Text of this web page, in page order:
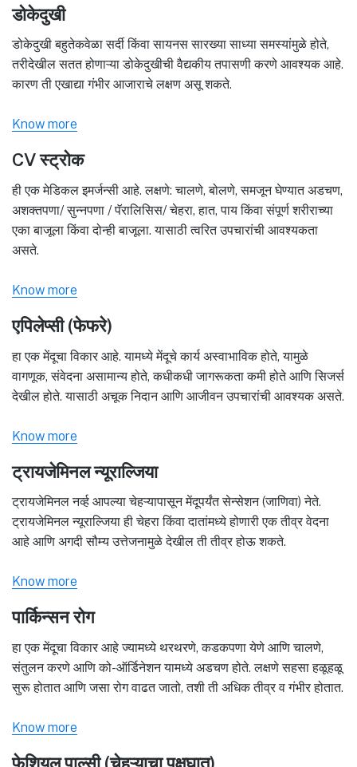
डोकेदुखी
डोकेदुखी बहुतेकवेळा सर्दी किंवा सायनस सारख्या साध्या समस्यांमुळे होते,
तरीदेखील सतत होणाऱ्या डोकेदुखीची वैद्यकीय तपासणी करणे आवश्यक आहे.
कारण ती एखाद्या गंभीर आजाराचे लक्षण असू शकते.
Know more
CV स्ट्रोक
ही एक मेडिकल इमर्जन्सी आहे. लक्षणे: चालणे, बोलणे, समजून घेण्यात अडचण,
अशक्तपणा/ सुन्नपणा / पॅरालिसिस/ चेहरा, हात, पाय किंवा संपूर्ण शरीराच्या
एका बाजूला किंवा दोन्ही बाजूला. यासाठी त्वरित उपचारांची आवश्यकता
असते.
Know more
एपिलेप्सी (फेफरे)
हा एक मेंदूचा विकार आहे. यामध्ये मेंदूचे कार्य अस्वाभाविक होते, यामुळे
वागणूक, संवेदना असामान्य होते, कधीकधी जागरूकता कमी होते आणि सिजर्स
देखील होते. यासाठी अचूक निदान आणि आजीवन उपचारांची आवश्यक असते.
Know more
ट्रायजेमिनल न्यूराल्जिया
ट्रायजेमिनल नर्व्ह आपल्या चेहऱ्यापासून मेंदूपर्यंत सेन्सेशन (जाणिवा) नेते.
ट्रायजेमिनल न्यूराल्जिया ही चेहरा किंवा दातांमध्ये होणारी एक तीव्र वेदना
आहे आणि अगदी सौम्य उत्तेजनामुळे देखील ती तीव्र होऊ शकते.
Know more
पार्किन्सन रोग
हा एक मेंदूचा विकार आहे ज्यामध्ये थरथरणे, कडकपणा येणे आणि चालणे,
संतुलन करणे आणि को-ऑर्डिनेशन यामध्ये अडचण होते. लक्षणे सहसा हळूहळू
सुरू होतात आणि जसा रोग वाढत जातो, तशी ती अधिक तीव्र व गंभीर होतात.
Know more